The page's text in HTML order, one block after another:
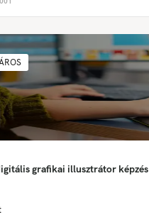
grafikai illusztrátor képzés